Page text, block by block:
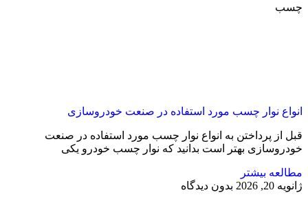
چسب
انواع نوار چسب مورد استفاده در صنعت خودروسازی
قبل از پرداختن به انواع نوار چسب مورد استفاده در صنعت
خودروسازی بهتر است بدانید که نوار چسب خودرو یکی
مطالعه بیشتر
ژانویه 20, 2026
بدون دیدگاه